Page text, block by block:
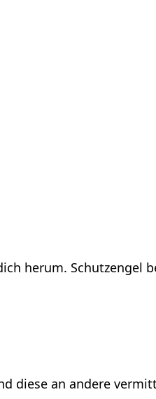
herum. Schutzengel
diese an andere